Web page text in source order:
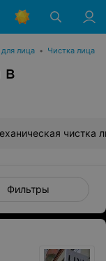
лица • Чистка лица
в
чистка
Фильтры